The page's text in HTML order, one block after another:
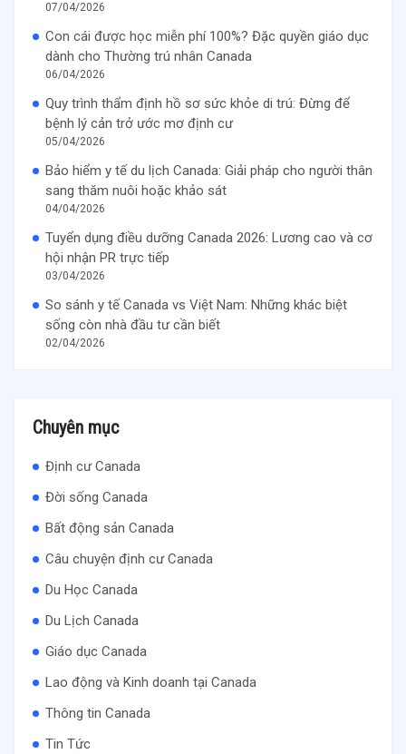
07/04/2026
Con cái được học miễn phí 100%? Đặc quyền giáo dục
dành cho Thường trú nhân Canada
06/04/2026
Quy trình thẩm định hồ sơ sức khỏe di trú: Đừng để
bệnh lý cản trở ước mơ định cư
05/04/2026
Bảo hiểm y tế du lịch Canada: Giải pháp cho người thân
sang thăm nuôi hoặc khảo sát
04/04/2026
Tuyển dụng điều dưỡng Canada 2026: Lương cao và cơ
hội nhận PR trực tiếp
03/04/2026
So sánh y tế Canada vs Việt Nam: Những khác biệt
sống còn nhà đầu tư cần biết
02/04/2026
Chuyên mục
Định cư Canada
Đời sống Canada
Bất động sản Canada
Câu chuyện định cư Canada
Du Học Canada
Du Lịch Canada
Giáo dục Canada
Lao động và Kinh doanh tại Canada
Thông tin Canada
Tin Tức